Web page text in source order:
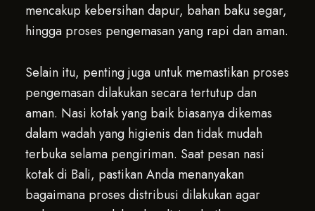
mencakup kebersihan dapur, bahan baku segar,
hingga proses pengemasan yang rapi dan aman.
Selain itu, penting juga untuk memastikan proses
pengemasan dilakukan secara tertutup dan
aman. Nasi kotak yang baik biasanya dikemas
dalam wadah yang higienis dan tidak mudah
terbuka selama pengiriman. Saat pesan nasi
kotak di Bali, pastikan Anda menanyakan
bagaimana proses distribusi dilakukan agar